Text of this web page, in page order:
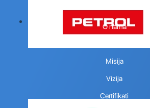
O nama
Misija
Vizija
Certifikati